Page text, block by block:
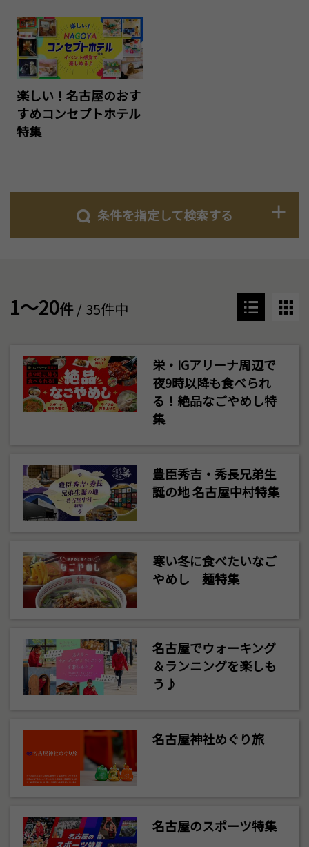
楽しい！名古屋のおす
すめコンセプトホテル
特集
条件を指定して検索する
1～20件/ 35件中
栄・IGアリーナ周辺で
夜9時以降も食べられ
る！絶品なごやめし特
集
豊臣秀吉・秀長兄弟生
誕の地 名古屋中村特集
寒い冬に食べたいなご
やめし 麺特集
名古屋でウォーキング
＆ランニングを楽しも
う♪
名古屋神社めぐり旅
名古屋のスポーツ特集